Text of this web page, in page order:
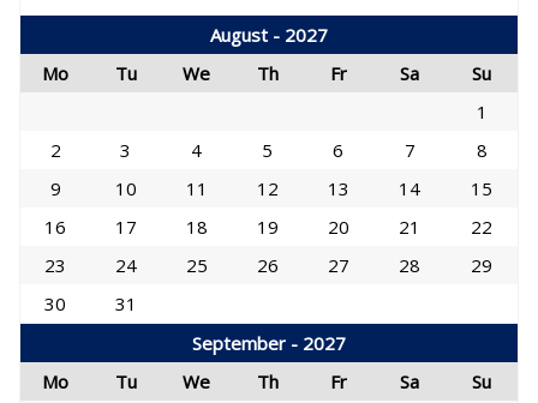
August - 2027
Mo
Tu We Th Fr Sa
Su
1
2
3 4 5 6 7
8
9
10 11 12 13 14
15
16
17 18 19 20 21
22
23
24 25 26 27 28
29
30
31
September - 2027
Mo
Tu We Th Fr Sa
Su